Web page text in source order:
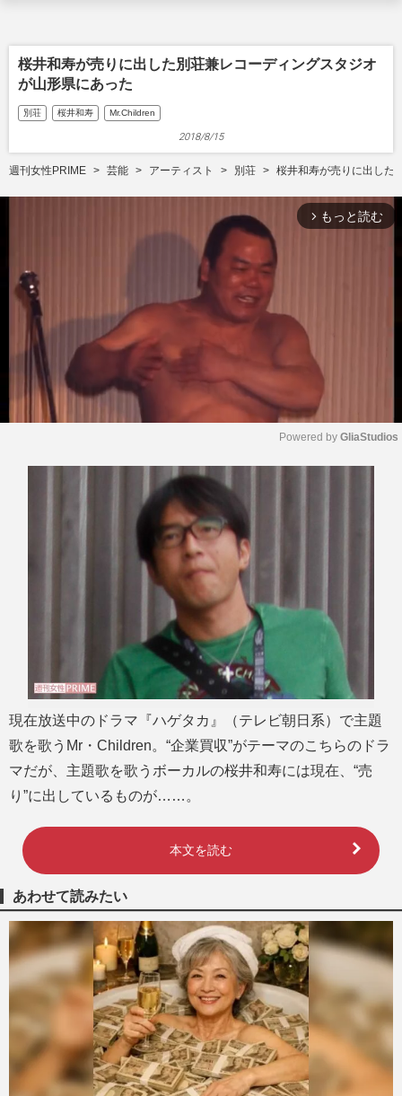
桜井和寿が売りに出した別荘兼レコーディングスタジオ
が山形県にあった
別荘 桜井和寿 Mr.Children
2018/8/15
週刊女性PRIME 芸能 アーティスト 別荘 桜井和寿が売りに出した
arrow_forward_ios もっと読む
Powered by GliaStudios
現在放送中のドラマ『ハゲタカ』（テレビ朝日系）で主題
歌を歌うMr・Children。“企業買収”がテーマのこちらのドラ
マだが、主題歌を歌うボーカルの桜井和寿には現在、“売
り”に出しているものが……。
本文を読む
あわせて読みたい